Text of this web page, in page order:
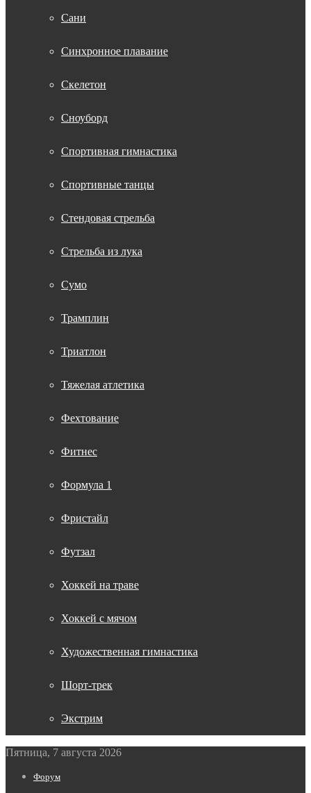
Сани
Синхронное плавание
Скелетон
Сноуборд
Спортивная гимнастика
Спортивные танцы
Стендовая стрельба
Стрельба из лука
Сумо
Трамплин
Триатлон
Тяжелая атлетика
Фехтование
Фитнес
Формула 1
Фристайл
Футзал
Хоккей на траве
Хоккей с мячом
Художественная гимнастика
Шорт-трек
Экстрим
Пятница, 7 августа 2026
Форум